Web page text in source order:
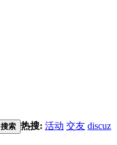
搜索 热搜: 活动 交友 discuz